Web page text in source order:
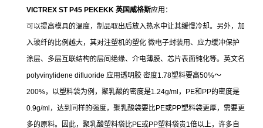
VICTREX ST P45 PEKEKK 英国威格斯应用：
可以提高模具的温度，制品取出后放入热水中让其缓慢冷却。另外，加
入玻纤的比例越大，其对注塑机的塑化 微电子封装用、应力缓冲保护
涂层、多层互联结构的层间绝缘、介电薄膜、芯片表面钝化等。英文名
polyvinylidene difluoride 应用透明胶 密度1.78塑料要高50%～
200%，以塑料袋为例，聚乳酸的密度是1.24g/ml，PE和PP的密度是
0.9g/ml，达到同样的强度，聚乳酸袋要比PE或PP塑料袋更厚，需要更
多的原料。因此，聚乳酸塑料袋比PE或PP塑料袋贵1倍以上，许多自